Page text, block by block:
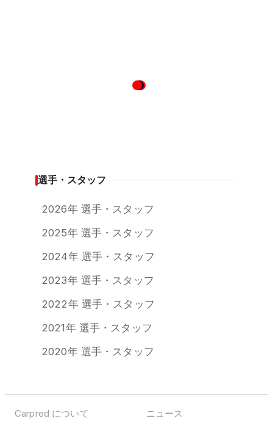
選手・スタッフ
2026年 選手・スタッフ
2025年 選手・スタッフ
2024年 選手・スタッフ
2023年 選手・スタッフ
2022年 選手・スタッフ
2021年 選手・スタッフ
2020年 選手・スタッフ
Carpred について ニュース